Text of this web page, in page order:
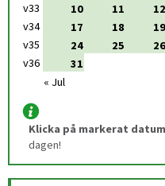
v33
10 11 12
v34
17 18 19
v35
24 25 26
v36
31
« Jul
Klicka på markerat datum
dagen!